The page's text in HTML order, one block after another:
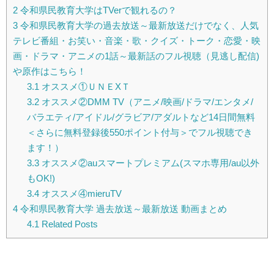
2 令和県民教育大学はTVerで観れるの？
3 令和県民教育大学の過去放送～最新放送だけでなく、人気
テレビ番組・お笑い・音楽・歌・クイズ・トーク・恋愛・映
画・ドラマ・アニメの1話～最新話のフル視聴（見逃し配信)
や原作はこちら！
3.1 オススメ①ＵＮＥXＴ
3.2オススメ②DMM TV（アニメ/映画/ドラマ/エンタメ/
バラエティ/アイドル/グラビア/アダルトなど14日間無料
＜さらに無料登録後550ポイント付与＞でフル視聴でき
ます！）
3.3オススメ②auスマートプレミアム(スマホ専用/au以外
もOK!)
3.4オススメ④mieruTV
4 令和県民教育大学 過去放送～最新放送 動画まとめ
4.1 Related Posts